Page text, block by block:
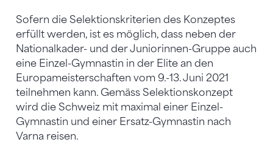
Sofern die Selektionskriterien des Konzeptes
erfüllt werden, ist es möglich, dass neben der
Nationalkader- und der Juniorinnen-Gruppe auch
eine Einzel-Gymnastin in der Elite an den
Europameisterschaften vom 9.-13. Juni 2021
teilnehmen kann. Gemäss Selektionskonzept
wird die Schweiz mit maximal einer Einzel-
Gymnastin und einer Ersatz-Gymnastin nach
Varna reisen.